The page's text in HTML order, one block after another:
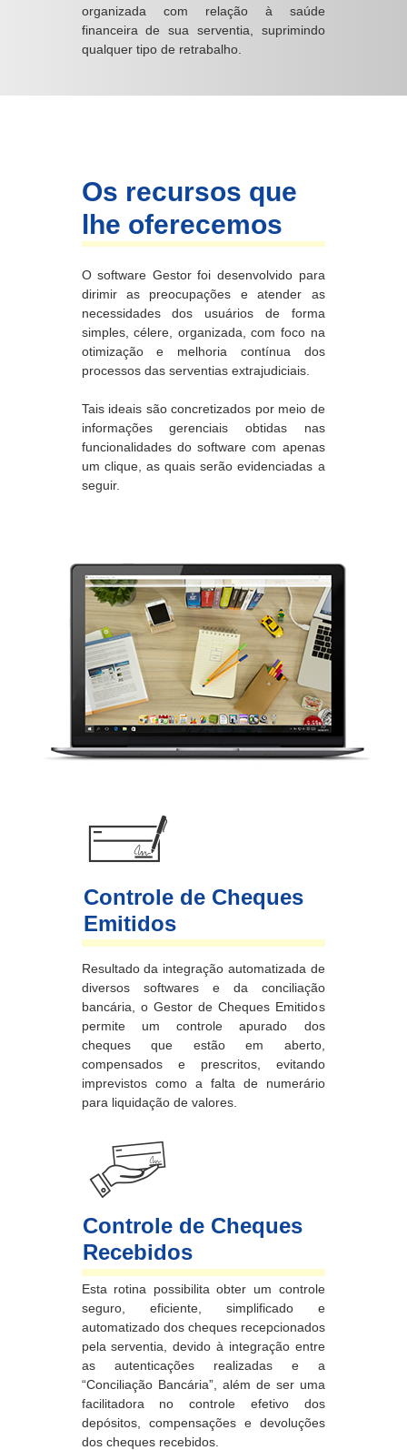
organizada com relação à saúde
financeira de sua serventia, suprimindo
qualquer tipo de retrabalho.
Os recursos que
lhe oferecemos
O software Gestor foi desenvolvido para
dirimir as preocupações e atender as
necessidades dos usuários de forma
simples, célere, organizada, com foco na
otimização e melhoria contínua dos
processos das serventias extrajudiciais.
Tais ideais são concretizados por meio de
informações gerenciais obtidas nas
funcionalidades do software com apenas
um clique, as quais serão evidenciadas a
seguir.
Controle de Cheques
Emitidos
Resultado da integração automatizada de
diversos softwares e da conciliação
bancária, o Gestor de Cheques Emitidos
permite um controle apurado dos
cheques que estão em aberto,
compensados e prescritos, evitando
imprevistos como a falta de numerário
para liquidação de valores.
Controle de Cheques
Recebidos
Esta rotina possibilita obter um controle
seguro, eficiente, simplificado e
automatizado dos cheques recepcionados
pela serventia, devido à integração entre
as autenticações realizadas e a
“Conciliação Bancária”, além de ser uma
facilitadora no controle efetivo dos
depósitos, compensações e devoluções
dos cheques recebidos.